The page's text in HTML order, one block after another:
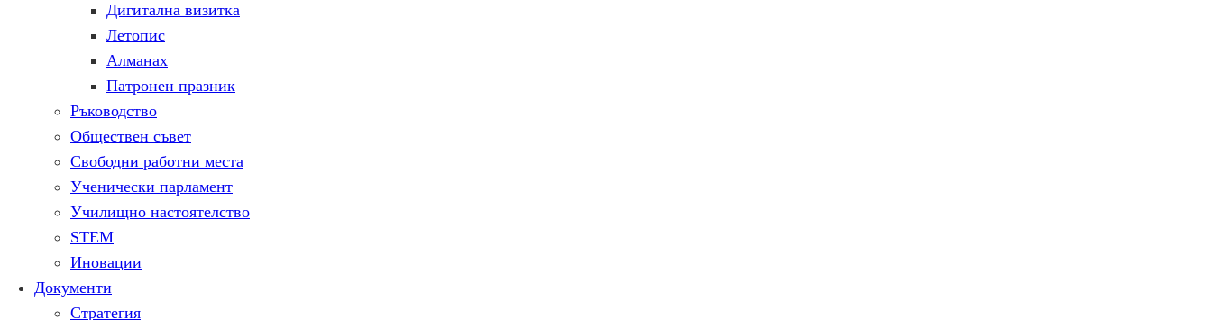
Дигитална визитка
Летопис
Алманах
Патронен празник
Ръководство
Обществен съвет
Свободни работни места
Ученически парламент
Училищно настоятелство
STEM
Иновации
Документи
Стратегия